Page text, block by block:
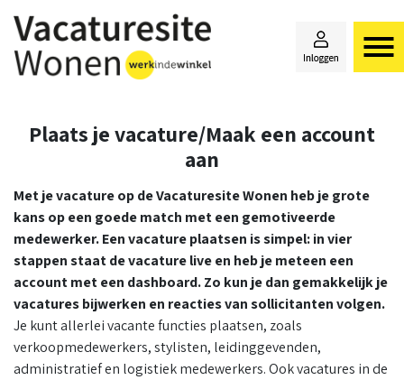
Plaats je vacature/Maak een account
aan
Met je vacature op de Vacaturesite Wonen heb je grote
kans op een goede match met een gemotiveerde
medewerker. Een vacature plaatsen is simpel: in vier
stappen staat de vacature live en heb je meteen een
account met een dashboard. Zo kun je dan gemakkelijk je
vacatures bijwerken en reacties van sollicitanten volgen.
Je kunt allerlei vacante functies plaatsen, zoals
verkoopmedewerkers, stylisten, leidinggevenden,
administratief en logistiek medewerkers. Ook vacatures in de